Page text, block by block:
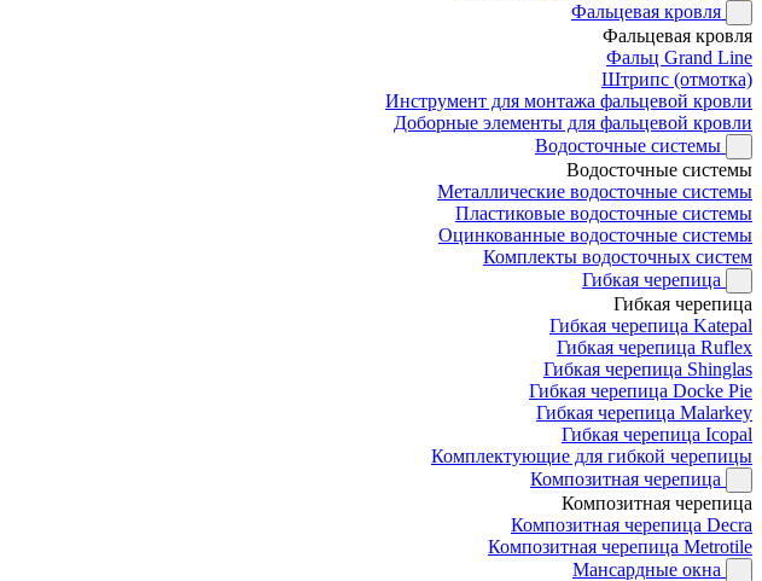
Фальцевая кровля
Фальцевая кровля
Фальц Grand Line
Штрипс (отмотка)
Инструмент для монтажа фальцевой кровли
Доборные элементы для фальцевой кровли
Водосточные системы
Водосточные системы
Металлические водосточные системы
Пластиковые водосточные системы
Оцинкованные водосточные системы
Комплекты водосточных систем
Гибкая черепица
Гибкая черепица
Гибкая черепица Katepal
Гибкая черепица Ruflex
Гибкая черепица Shinglas
Гибкая черепица Docke Pie
Гибкая черепица Malarkey
Гибкая черепица Icopal
Комплектующие для гибкой черепицы
Композитная черепица
Композитная черепица
Композитная черепица Decra
Композитная черепица Metrotile
Мансардные окна